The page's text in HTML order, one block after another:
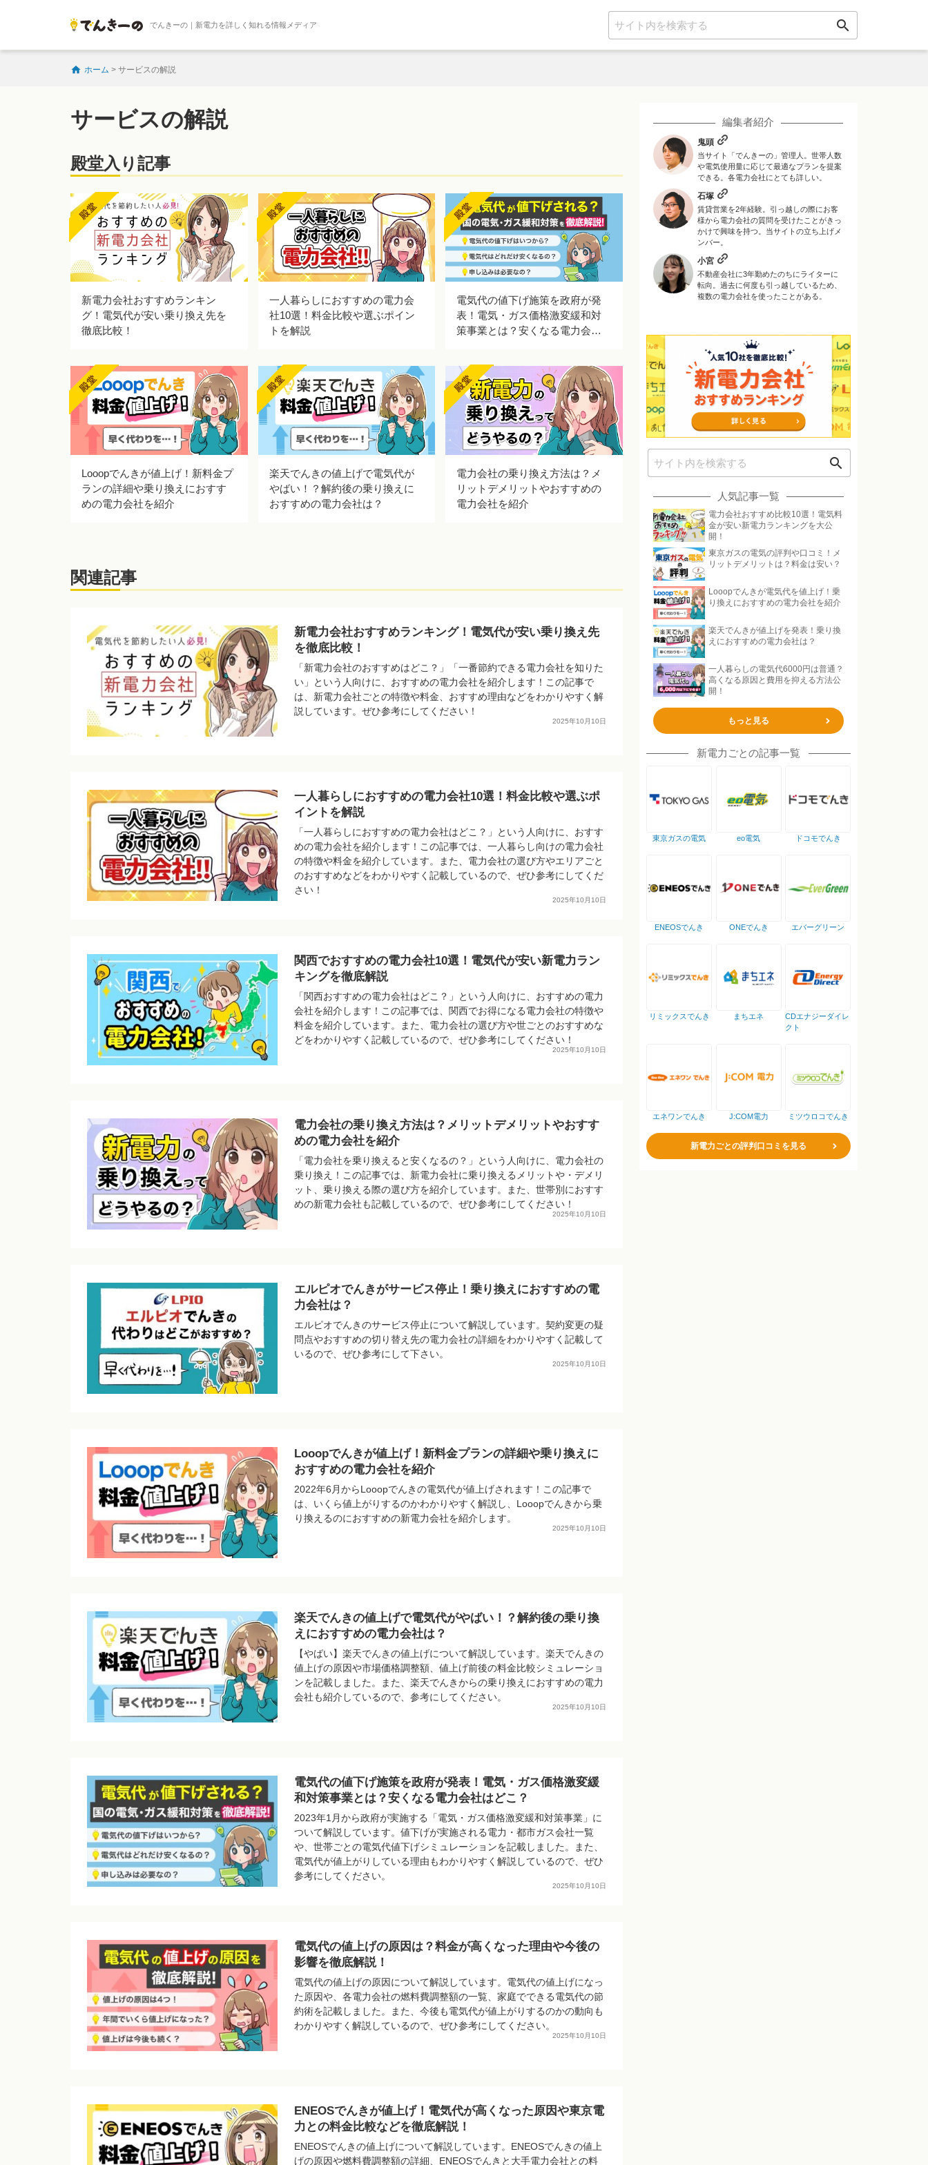
でんきーの｜新電力を詳しく知れる情報メディア search
ホーム > サービスの解説
サービスの解説
殿堂入り記事
新電力会社おすすめランキン
グ！電気代が安い乗り換え先を
徹底比較！
一人暮らしにおすすめの電力会
社10選！料金比較や選ぶポイン
トを解説
電気代の値下げ施策を政府が発
表！電気・ガス価格激変緩和対
策事業とは？安くなる電力会社
Looopでんきが値上げ！新料金プ
ランの詳細や乗り換えにおすす
めの電力会社を紹介
楽天でんきの値上げで電気代が
やばい！？解約後の乗り換えに
おすすめの電力会社は？
電力会社の乗り換え方法は？メ
リットデメリットやおすすめの
電力会社を紹介
関連記事
新電力会社おすすめランキング！電気代が安い乗り換え先
を徹底比較！
「新電力会社のおすすめはどこ？」「一番節約できる電力会社を知りた
い」という人向けに、おすすめの電力会社を紹介します！この記事で
は、新電力会社ごとの特徴や料金、おすすめ理由などをわかりやすく解
説しています。ぜひ参考にしてください！
2025年10月10日
一人暮らしにおすすめの電力会社10選！料金比較や選ぶポ
イントを解説
「一人暮らしにおすすめの電力会社はどこ？」という人向けに、おすす
めの電力会社を紹介します！この記事では、一人暮らし向けの電力会社
の特徴や料金を紹介しています。また、電力会社の選び方やエリアごと
のおすすめなどをわかりやすく記載しているので、ぜひ参考にしてくだ
さい！
2025年10月10日
関西でおすすめの電力会社10選！電気代が安い新電力ラン
キングを徹底解説
「関西おすすめの電力会社はどこ？」という人向けに、おすすめの電力
会社を紹介します！この記事では、関西でお得になる電力会社の特徴や
料金を紹介しています。また、電力会社の選び方や世ごとのおすすめな
どをわかりやすく記載しているので、ぜひ参考にしてください！
2025年10月10日
電力会社の乗り換え方法は？メリットデメリットやおすす
めの電力会社を紹介
「電力会社を乗り換えると安くなるの？」という人向けに、電力会社の
乗り換え！この記事では、新電力会社に乗り換えるメリットや・デメリ
ット、乗り換える際の選び方を紹介しています。また、世帯別におすす
めの新電力会社も記載しているので、ぜひ参考にしてください！
2025年10月10日
エルピオでんきがサービス停止！乗り換えにおすすめの電
力会社は？
エルピオでんきのサービス停止について解説しています。契約変更の疑
問点やおすすめの切り替え先の電力会社の詳細をわかりやすく記載して
いるので、ぜひ参考にして下さい。
2025年10月10日
Looopでんきが値上げ！新料金プランの詳細や乗り換えに
おすすめの電力会社を紹介
2022年6月からLooopでんきの電気代が値上げされます！この記事で
は、いくら値上がりするのかわかりやすく解説し、Looopでんきから乗
り換えるのにおすすめの新電力会社を紹介します。
2025年10月10日
楽天でんきの値上げで電気代がやばい！？解約後の乗り換
えにおすすめの電力会社は？
【やばい】楽天でんきの値上げについて解説しています。楽天でんきの
値上げの原因や市場価格調整額、値上げ前後の料金比較シミュレーショ
ンを記載しました。また、楽天でんきからの乗り換えにおすすめの電力
会社も紹介しているので、参考にしてください。
2025年10月10日
電気代の値下げ施策を政府が発表！電気・ガス価格激変緩
和対策事業とは？安くなる電力会社はどこ？
2023年1月から政府が実施する「電気・ガス価格激変緩和対策事業」に
ついて解説しています。値下げが実施される電力・都市ガス会社一覧
や、世帯ごとの電気代値下げシミュレーションを記載しました。また、
電気代が値上がりしている理由もわかりやすく解説しているので、ぜひ
参考にしてください。
2025年10月10日
電気代の値上げの原因は？料金が高くなった理由や今後の
影響を徹底解説！
電気代の値上げの原因について解説しています。電気代の値上げになっ
た原因や、各電力会社の燃料費調整額の一覧、家庭でできる電気代の節
約術を記載しました。また、今後も電気代が値上がりするのかの動向も
わかりやすく解説しているので、ぜひ参考にしてください。
2025年10月10日
ENEOSでんきが値上げ！電気代が高くなった原因や東京電
力との料金比較などを徹底解説！
ENEOSでんきの値上げについて解説しています。ENEOSでんきの値上
げの原因や燃料費調整額の詳細、ENEOSでんきと大手電力会社との料
編集者紹介
鬼頭
当サイト「でんきーの」管理人。世帯人数
や電気使用量に応じて最適なプランを提案
できる。各電力会社にとても詳しい。
石塚
賃貸営業を2年経験。引っ越しの際にお客
様から電力会社の質問を受けたことがきっ
かけで興味を持つ。当サイトの立ち上げメ
ンバー。
小宮
不動産会社に3年勤めたのちにライターに
転向。過去に何度も引っ越しているため、
複数の電力会社を使ったことがある。
search
人気記事一覧
電力会社おすすめ比較10選！電気料
金が安い新電力ランキングを大公
開！
東京ガスの電気の評判や口コミ！メ
リットデメリットは？料金は安い？
Looopでんきが電気代を値上げ！乗
り換えにおすすめの電力会社を紹介
楽天でんきが値上げを発表！乗り換
えにおすすめの電力会社は？
一人暮らしの電気代6000円は普通？
高くなる原因と費用を抑える方法公
開！
もっと見る
新電力ごとの記事一覧
東京ガスの電気 eo電気 ドコモでんき
ENEOSでんき ONEでんき エバーグリーン
リミックスでんき まちエネ
CDエナジーダイレ
クト
エネワンでんき J:COM電力 ミツウロコでんき
新電力ごとの評判口コミを見る